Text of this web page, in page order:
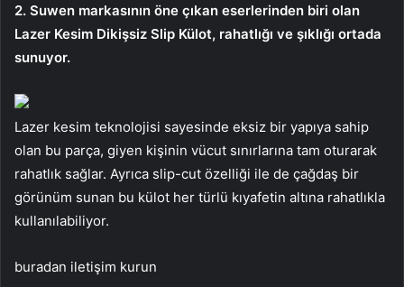
2. Suwen markasının öne çıkan eserlerinden biri olan
Lazer Kesim Dikişsiz Slip Külot, rahatlığı ve şıklığı ortada
sunuyor.
Lazer kesim teknolojisi sayesinde eksiz bir yapıya sahip
olan bu parça, giyen kişinin vücut sınırlarına tam oturarak
rahatlık sağlar. Ayrıca slip-cut özelliği ile de çağdaş bir
görünüm sunan bu külot her türlü kıyafetin altına rahatlıkla
kullanılabiliyor.
buradan iletişim kurun